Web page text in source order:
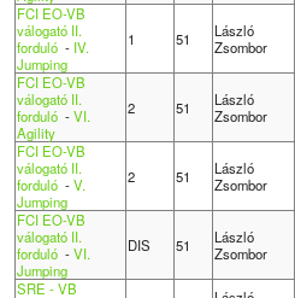
FCI EO-VB
válogató II.
forduló- IV.
Jumping
1 51
László
Zsombor
FCI EO-VB
válogató II.
forduló-VI.
Agility
2 51
László
Zsombor
FCI EO-VB
válogató II.
forduló-V.
Jumping
2 51
László
Zsombor
FCI EO-VB
válogató II.
forduló-VI.
Jumping
DIS 51
László
Zsombor
SRE - VB